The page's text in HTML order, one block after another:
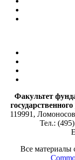
Факультет
119991,
Тел.:
Все материалы